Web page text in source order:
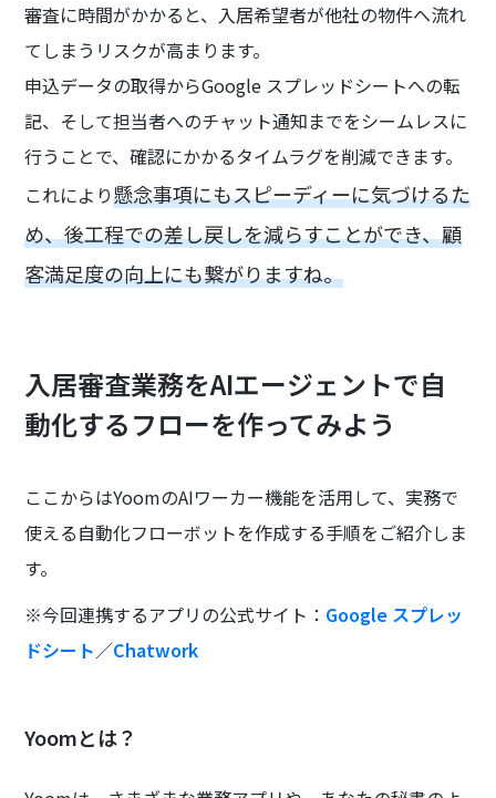
審査に時間がかかると、入居希望者が他社の物件へ流れ
てしまうリスクが高まります。
申込データの取得からGoogle スプレッドシートへの転
記、そして担当者へのチャット通知までをシームレスに
行うことで、確認にかかるタイムラグを削減できます。
これにより懸念事項にもスピーディーに気づけるた
め、後工程での差し戻しを減らすことができ、顧
客満足度の向上にも繋がりますね。
入居審査業務をAIエージェントで自
動化するフローを作ってみよう
ここからはYoomのAIワーカー機能を活用して、実務で
使える自動化フローボットを作成する手順をご紹介しま
す。
※今回連携するアプリの公式サイト： Google スプレッ
ドシート／Chatwork
Yoomとは？